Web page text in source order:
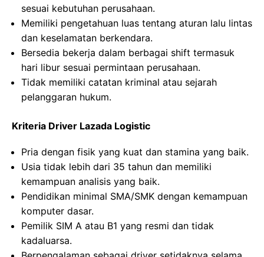
sesuai kebutuhan perusahaan.
Memiliki pengetahuan luas tentang aturan lalu lintas
dan keselamatan berkendara.
Bersedia bekerja dalam berbagai shift termasuk
hari libur sesuai permintaan perusahaan.
Tidak memiliki catatan kriminal atau sejarah
pelanggaran hukum.
Kriteria Driver Lazada Logistic
Pria dengan fisik yang kuat dan stamina yang baik.
Usia tidak lebih dari 35 tahun dan memiliki
kemampuan analisis yang baik.
Pendidikan minimal SMA/SMK dengan kemampuan
komputer dasar.
Pemilik SIM A atau B1 yang resmi dan tidak
kadaluarsa.